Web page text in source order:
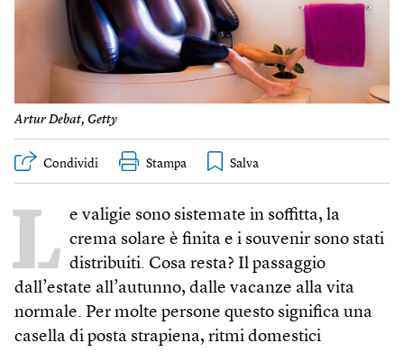
Artur Debat, Getty
Condividi Stampa
L e valigie sono sistemate in soffitta, la
crema solare è finita e i souvenir sono stati
distribuiti. Cosa resta? Il passaggio
dall’estate all’autunno, dalle vacanze alla vita
normale. Per molte persone questo significa una
casella di posta strapiena, ritmi domestici